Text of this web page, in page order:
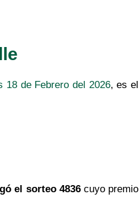
18 de Febrero del 2026, es el
el sorteo 4836cuyo premio